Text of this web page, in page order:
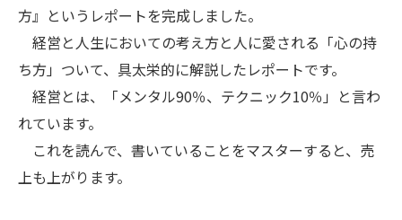
方』というレポートを完成しました。
経営と人生においての考え方と人に愛される「心の持
ち方」ついて、具太栄的に解説したレポートです。
経営とは、「メンタル90％、テクニック10％」と言わ
れています。
これを読んで、書いていることをマスターすると、売
上も上がります。